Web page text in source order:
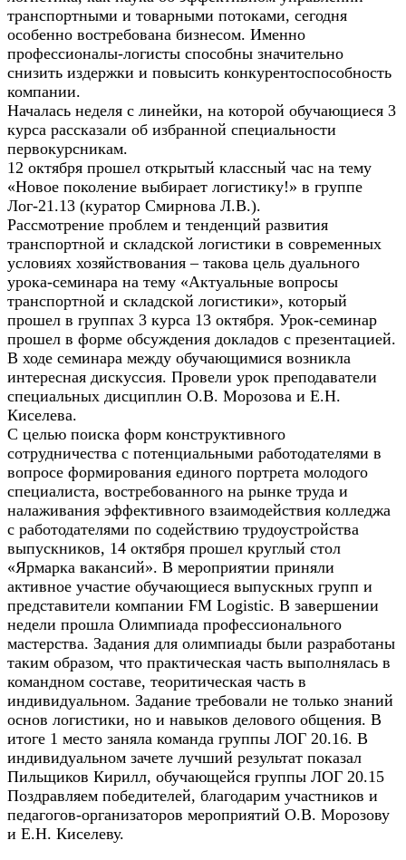
транспортными и товарными потоками, сегодня
особенно востребована бизнесом. Именно
профессионалы-логисты способны значительно
снизить издержки и повысить конкурентоспособность
компании.
Началась неделя с линейки, на которой обучающиеся 3
курса рассказали об избранной специальности
первокурсникам.
12 октября прошел открытый классный час на тему
«Новое поколение выбирает логистику!» в группе
Лог-21.13 (куратор Смирнова Л.В.).
Рассмотрение проблем и тенденций развития
транспортной и складской логистики в современных
условиях хозяйствования – такова цель дуального
урока-семинара на тему «Актуальные вопросы
транспортной и складской логистики», который
прошел в группах 3 курса 13 октября. Урок-семинар
прошел в форме обсуждения докладов с презентацией.
В ходе семинара между обучающимися возникла
интересная дискуссия. Провели урок преподаватели
специальных дисциплин О.В. Морозова и Е.Н.
Киселева.
С целью поиска форм конструктивного
сотрудничества с потенциальными работодателями в
вопросе формирования единого портрета молодого
специалиста, востребованного на рынке труда и
налаживания эффективного взаимодействия колледжа
с работодателями по содействию трудоустройства
выпускников, 14 октября прошел круглый стол
«Ярмарка вакансий». В мероприятии приняли
активное участие обучающиеся выпускных групп и
представители компании FM Logistic. В завершении
недели прошла Олимпиада профессионального
мастерства. Задания для олимпиады были разработаны
таким образом, что практическая часть выполнялась в
командном составе, теоритическая часть в
индивидуальном. Задание требовали не только знаний
основ логистики, но и навыков делового общения. В
итоге 1 место заняла команда группы ЛОГ 20.16. В
индивидуальном зачете лучший результат показал
Пильщиков Кирилл, обучающейся группы ЛОГ 20.15
Поздравляем победителей, благодарим участников и
педагогов-организаторов мероприятий О.В. Морозову
и Е.Н. Киселеву.